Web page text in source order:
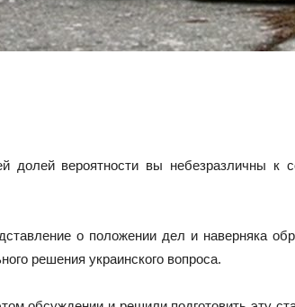
долей вероятности вы небезразличны к
о положении дел и наверняка
решения украинского вопроса.